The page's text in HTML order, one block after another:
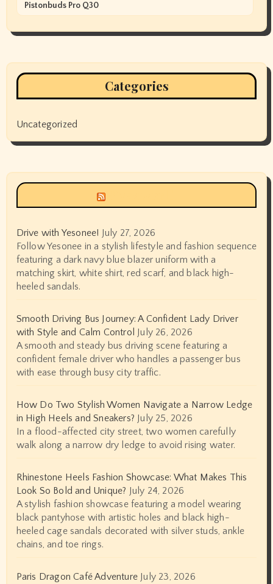
Pistonbuds Pro Q30
Categories
Uncategorized
Drive with Yesonee!
July 27, 2026
Follow Yesonee in a stylish lifestyle and fashion sequence
featuring a dark navy blue blazer uniform with a
matching skirt, white shirt, red scarf, and black high-
heeled sandals.
Smooth Driving Bus Journey: A Confident Lady Driver
with Style and Calm Control
July 26, 2026
A smooth and steady bus driving scene featuring a
confident female driver who handles a passenger bus
with ease through busy city traffic.
How Do Two Stylish Women Navigate a Narrow Ledge
in High Heels and Sneakers? July 25, 2026
In a flood-affected city street, two women carefully
walk along a narrow dry ledge to avoid rising water.
Rhinestone Heels Fashion Showcase: What Makes This
Look So Bold and Unique?
July 24, 2026
A stylish fashion showcase featuring a model wearing
black pantyhose with artistic holes and black high-
heeled cage sandals decorated with silver studs, ankle
chains, and toe rings.
Paris Dragon Café Adventure July 23, 2026